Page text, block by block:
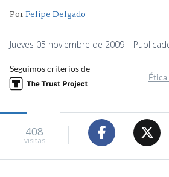
PorFelipe Delgado
Jueves 05 noviembre de 2009 |
Seguimos criterios de
Ética
408
visitas